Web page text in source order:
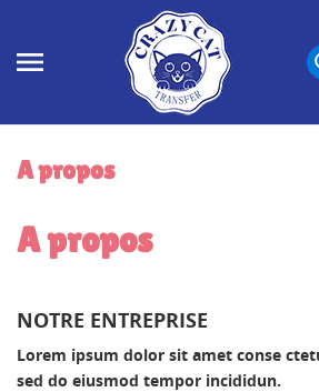
A propos
A propos
NOTRE ENTREPRISE
Lorem ipsum dolor sit amet conse
sed do eiusmod tempor incididun.